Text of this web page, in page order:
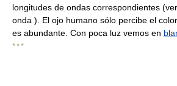
longitudes de ondas correspondientes
onda ). El ojo humano sólo percibe el
es abundante. Con poca luz vemos en
* * *